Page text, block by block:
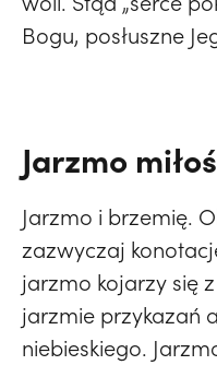
Bogu, posłuszne
Jarzmo
Jarzmo i brzemię.
zazwyczaj
jarzmo kojarzy się
jarzmie przykazań
niebieskiego.